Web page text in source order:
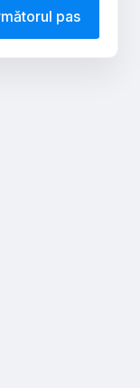
pas